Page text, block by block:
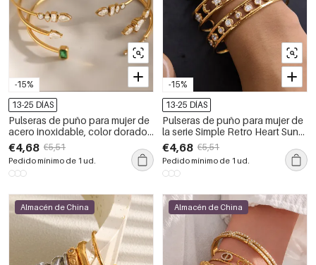
-15%
13-25 DÍAS
Pulseras de puño para mujer de
acero inoxidable, color dorado,
resistentes al agua, con
circonitas y forma irregular, de la
serie Simple.
€4,68 €5,51
Pedido mínimo de 1 ud.
-15%
13-25 DÍAS
Pulseras de puño para mujer de
la serie Simple Retro Heart Sun
Moon de acero inoxidable,
impermeables, color dorado y
con circonitas.
€4,68 €5,51
Pedido mínimo de 1 ud.
Almacén de China Almacén de China